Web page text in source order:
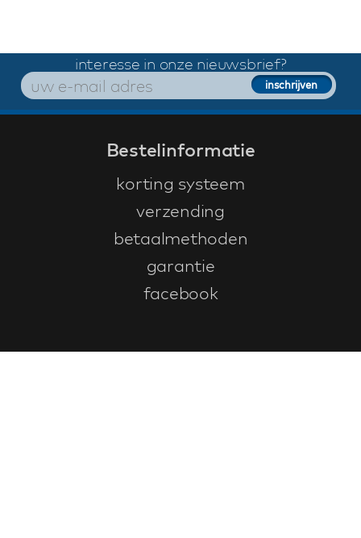
interesse in onze nieuwsbrief?
Bestelinformatie
korting systeem
verzending
betaalmethoden
garantie
facebook
Klantenservice